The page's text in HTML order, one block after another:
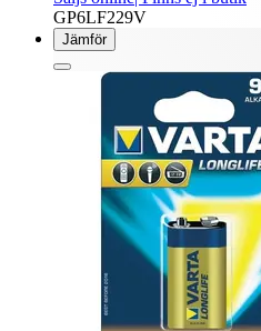
GP6LF229V
Jämför